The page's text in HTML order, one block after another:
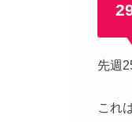
先週
これ